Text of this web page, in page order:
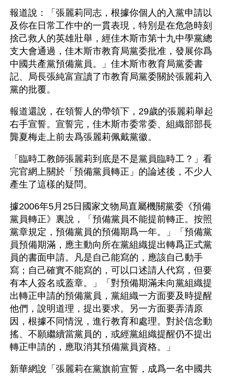
報道說：「張麗莉同志，根據你個人的入黨申請以
及你在日常工作中的一貫表現，特別是在危急時刻
捨己救人的英雄壯舉，經佳木斯市第十九中學黨總
支大會通過，佳木斯市教育局黨委批准，發展你爲
中國共產黨預備黨員。」佳木斯市教育局黨委書
記、局長張純富宣讀了市教育局黨委關於張麗莉入
黨的批覆。
報道還說，在領誓人的帶領下，29歲的張麗莉舉起
右手宣誓。宣誓完，佳木斯市委常委、組織部部長
龔夏梅走上前去爲張麗莉佩戴黨徽。
「臨時工教師張麗莉到底是不是黨員臨時工？」看
完官網上關於「預備黨員轉正」的論述後，不少人
產生了這樣的疑問。
據2006年5月25日國家文物局直屬機關黨委《預備
黨員轉正》裏說，「預備黨員不能提前轉正。按照
黨章規定，預備黨員的預備期爲一年。」「預備黨
員預備期滿，應主動向所在黨組織提出轉爲正式黨
員的書面申請。凡是自己能寫的，應該自己動手
寫；自己確實不能寫的，可以口述請人代寫，但要
有本人簽名或蓋章。」「對預備期滿未向黨組織提
出轉正申請的預備黨員，黨組織一方面要及時提醒
他們，說明道理，提出要求。另一方面要弄清原
因，根據不同情況，進行教育和處理。對於信念動
搖、不願繼續當黨員的，或經黨組織提醒仍不提出
轉正申請的，應取消其預備黨員資格。」
新華網說「張麗莉在黨旗前宣誓，成爲一名中國共